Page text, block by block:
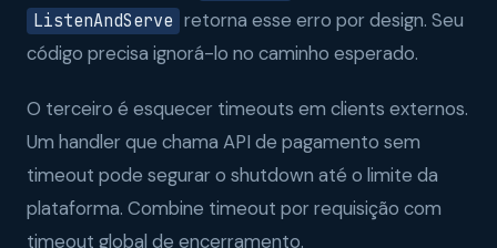
ListenAndServe retorna esse erro por design. Seu
código precisa ignorá-lo no caminho esperado.
O terceiro é esquecer timeouts em clients externos.
Um handler que chama API de pagamento sem
timeout pode segurar o shutdown até o limite da
plataforma. Combine timeout por requisição com
timeout global de encerramento.